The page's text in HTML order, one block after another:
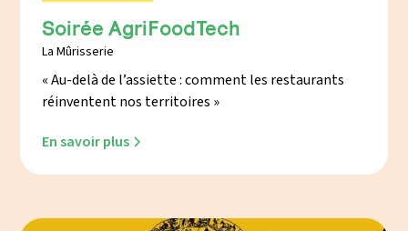
Soirée AgriFoodTech
La Mûrisserie
« Au-delà de l’assiette : comment les restaurants
réinventent nos territoires »
En savoir plus